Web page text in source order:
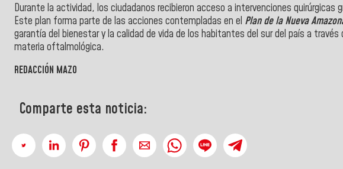
Durante la actividad, los ciudadanos recibieron acceso a intervenciones
Este plan forma parte de las acciones contempladas en el Plan de la Nueva
garantía del bienestar y la calidad de vida de los habitantes del sur del país a través
materia oftalmológica.
REDACCIÓN MAZO
Comparte esta noticia: